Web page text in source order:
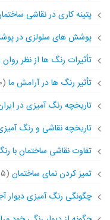
پتینه کاری در نقاشی
پوشش های سلولزی در
تأثیرات رنگ ها از نظر
تأثیر رنگ ها در آرامش ما (۱۰)
تاریخچه رنگ آمیزی در
تاریخچه نقاشی و رنگ
تفاوت نقاشی ساختمان با
تمیز کردن نمای ساختمان (۵)
چگونگی رنگ آمیزی دیوار